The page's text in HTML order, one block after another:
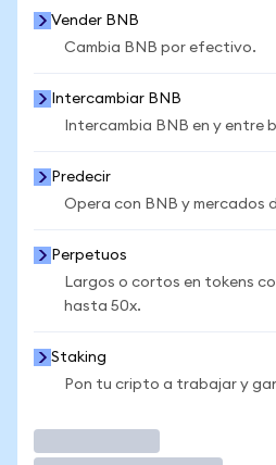
Vender BNB
Cambia BNB por efectivo.
Intercambiar BNB
Intercambia BNB en y entre
Predecir
Opera con BNB y mercados
Perpetuos
Largos o cortos en tokens
hasta 50x.
Staking
Pon tu cripto a trabajar y